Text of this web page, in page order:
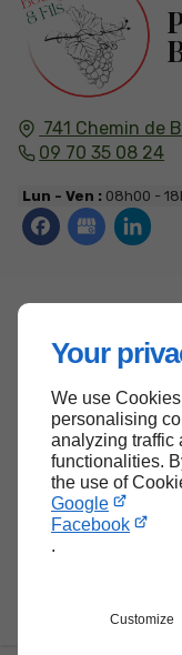
Your
We use
personalising
analyzing traffic
functionalities.
the use of
Google
Facebook
.
Customize
741 Chemin de
09 70 35 08 24
Lun - Ven : 08h00 -
Contactez-nous
Mentions légales
Plan du site